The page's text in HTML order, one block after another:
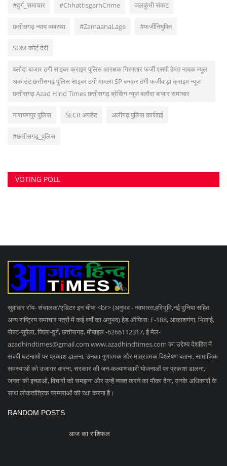
#दुर्ग_समाचार #ChhattisgarhCrime जलकुंभी संकट
छत्तीसगढ़ न्याय व्यवस्था #ZamaanaLage #फर्जीनियुक्ति
SDM कोर्ट देरी
बलौदा बाजार ठगी साइबर क्राइम पुलिस आरक्षक गिरफ्तार फर्जी एसपी हेमंत नायक म्यूल
अकाउंट छत्तीसगढ़ पुलिस साइबर ठगी मामला SP बनकर ठगी फर्जीवाड़ा क्राइम न्यूज
छत्तीसगढ़ Azad Hind Times छत्तीसगढ़ ब्रेकिंग न्यूज बलौदा बाजार समाचार
नारायणपुर पुलिस SECR अपडेट अलीगढ़ पुलिस कार्रवाई
#छत्तीसगढ़_पुलिस
VOTING POLL
सुवांकर रॉय- संचालक/एडिटर इन चीफ <br> (अनुभव - नवभारत,हरिभूमि,नई दुनिया सहित
अन्य राष्ट्रिय समाचार पत्रों में कई वर्षों का अनुभव) हेड ऑफिस: F-188, आकाशगंगा, भिलाई,
पोस्ट-सुपेला, जिला-दुर्ग, छत्तीसगढ़, मोबाइल -6266112317, ई मेल-
azadhindtimes@gmail.com www.azadhindtimes.com का उद्देश्य देशहित में
सच्ची घटनाओं पर प्रकाश डालना, उनका गुणात्मक और मात्रात्मक विश्लेषण बताना, सामाजिक
समस्याओं को उजागर करना, सरकार की जन-कल्याणकारी योजनाओं पर प्रकाश डालना,
जनता की इच्छाओं, विचारों को समझना और उन्हें व्यक्त करने का मौका देना, उनके अधिकारों के
साथ लोकतांत्रिक परम्पराओं की रक्षा करना है।
RANDOM POSTS
आज का राशिफल